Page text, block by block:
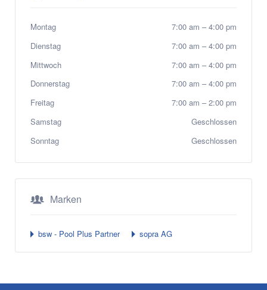
Montag 7:00 am –4:00 pm
Dienstag
7:00 am –4:00 pm
Mittwoch
7:00 am –4:00 pm
Donnerstag
7:00 am –4:00 pm
Freitag
7:00 am –2:00 pm
Samstag
Geschlossen
Sonntag
Geschlossen
Marken
bsw - Pool Plus Partner sopra AG